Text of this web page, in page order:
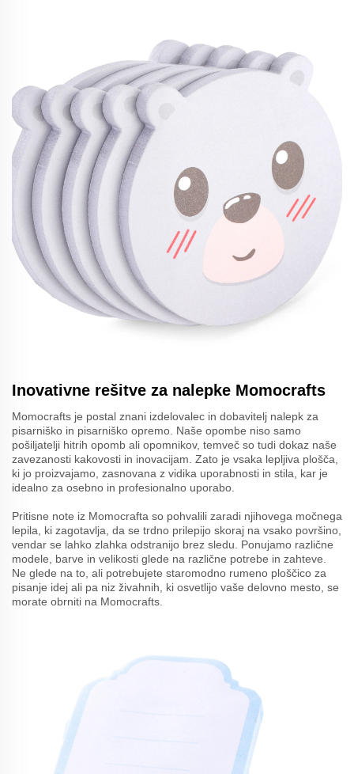
Inovativne rešitve za nalepke Momocrafts
Momocrafts je postal znani izdelovalec in dobavitelj nalepk za
pisarniško in pisarniško opremo. Naše opombe niso samo
pošiljatelji hitrih opomb ali opomnikov, temveč so tudi dokaz naše
zavezanosti kakovosti in inovacijam. Zato je vsaka lepljiva plošča,
ki jo proizvajamo, zasnovana z vidika uporabnosti in stila, kar je
idealno za osebno in profesionalno uporabo.
Pritisne note iz Momocrafta so pohvalili zaradi njihovega močnega
lepila, ki zagotavlja, da se trdno prilepijo skoraj na vsako površino,
vendar se lahko zlahka odstranijo brez sledu. Ponujamo različne
modele, barve in velikosti glede na različne potrebe in zahteve.
Ne glede na to, ali potrebujete staromodno rumeno ploščico za
pisanje idej ali pa niz živahnih, ki osvetlijo vaše delovno mesto, se
morate obrniti na Momocrafts.